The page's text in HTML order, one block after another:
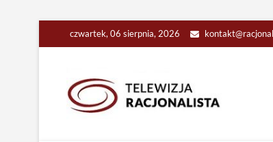
czwartek, 06 sierpnia, 2026